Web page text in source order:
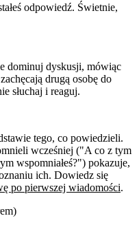
odpowiedź. Świetnie,
dominuj dyskusji, mówiąc
drugą osobę do
słuchaj i reaguj.
tego, co powiedzieli.
wcześniej ("A co z tym
wspomniałeś?") pokazuje,
ich. Dowiedz się
po pierwszej wiadomości.